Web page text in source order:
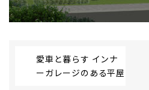
愛車と暮らす インナ
ーガレージのある平屋